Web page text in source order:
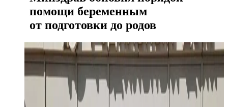
помощи беременным
от подготовки до родов